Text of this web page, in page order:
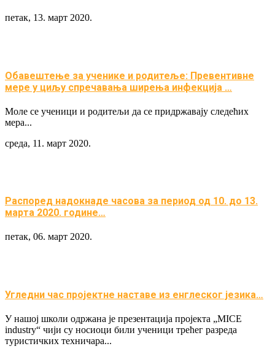
петак, 13. март 2020.
Обавештење за ученике и родитеље: Превентивне
мере у циљу спречавања ширења инфекција …
Моле се ученици и родитељи да се придржавају следећих
мера...
среда, 11. март 2020.
Распоред надокнаде часова за период од 10. до 13.
марта 2020. године…
петак, 06. март 2020.
Угледни час пројектне наставе из енглеског језика…
У нашој школи одржана је презентација пројекта „MICE
industry“ чији су носиоци били ученици трећег разреда
туристичких техничара...